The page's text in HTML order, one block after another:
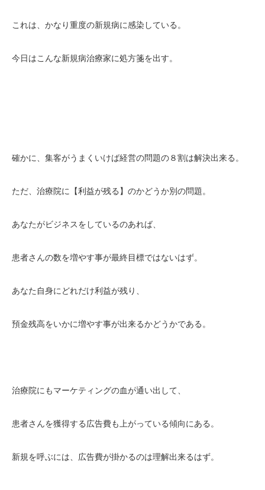
これは、かなり重度の新規病に感染している。
今日はこんな新規病治療家に処方箋を出す。
確かに、集客がうまくいけば経営の問題の８割は解決出来る。
ただ、治療院に【利益が残る】のかどうか別の問題。
あなたがビジネスをしているのあれば、
患者さんの数を増やす事が最終目標ではないはず。
あなた自身にどれだけ利益が残り、
預金残高をいかに増やす事が出来るかどうかである。
治療院にもマーケティングの血が通い出して、
患者さんを獲得する広告費も上がっている傾向にある。
新規を呼ぶには、広告費が掛かるのは理解出来るはず。